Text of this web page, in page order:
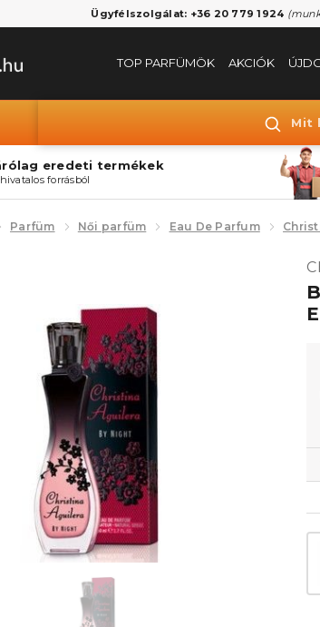
Ügyfélszolgálat: +36 20 779 1924
TOP PARFÜMÖK AKCIÓK
Mit
eredeti termékek
hivatalos forrásból
Parfüm Női parfüm Eau De Parfum